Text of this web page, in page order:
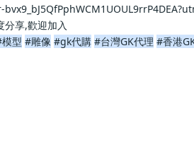
產進度分享,歡迎加入
型 #雕像 #gk代購 #台灣GK代理 #香港